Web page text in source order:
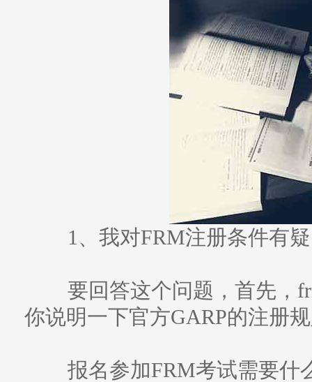
1、我对FRM注册条件有
要回答这个问题，首先，
你说明一下官方GARP的注册
报名参加FRM考试需要什